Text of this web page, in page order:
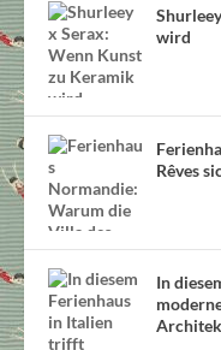
wird
Rêves
In